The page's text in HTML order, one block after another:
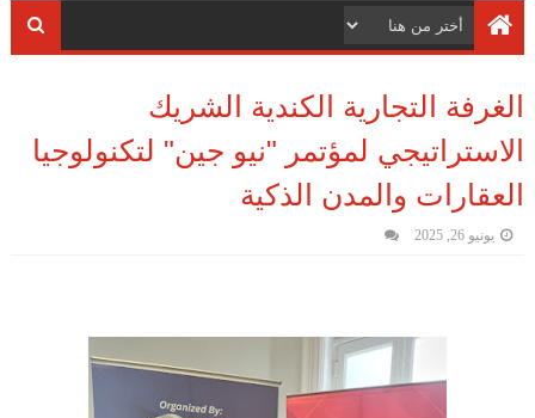
الغرفة التجارية الكندية الشريك
الاستراتيجي لمؤتمر "نيو جين" لتكنولوجيا
العقارات والمدن الذكية
يونيو 26, 2025